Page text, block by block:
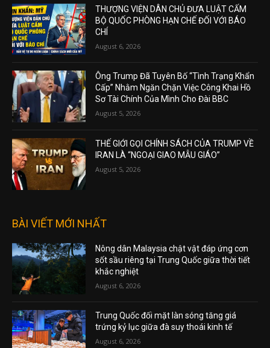
THƯỢNG VIỆN DÂN CHỦ ĐƯA LUẬT CẤM
BỘ QUỐC PHÒNG HẠN CHẾ ĐỐI VỚI BÁO
CHÍ
August 6, 2026
Ông Trump Đã Tuyên Bố “Tình Trạng Khẩn
Cấp” Nhằm Ngăn Chặn Việc Công Khai Hồ
Sơ Tài Chính Của Mình Cho Đài BBC
August 5, 2026
THẾ GIỚI GỌI CHÍNH SÁCH CỦA TRUMP VỀ
IRAN LÀ “NGOẠI GIAO MẪU GIÁO”
August 5, 2026
BÀI VIẾT MỚI NHẤT
Nông dân Malaysia chật vật đáp ứng cơn
sốt sầu riêng tại Trung Quốc giữa thời tiết
khắc nghiệt
August 6, 2026
Trung Quốc đối mặt làn sóng tăng giá
trứng kỷ lục giữa đà suy thoái kinh tế
August 6, 2026